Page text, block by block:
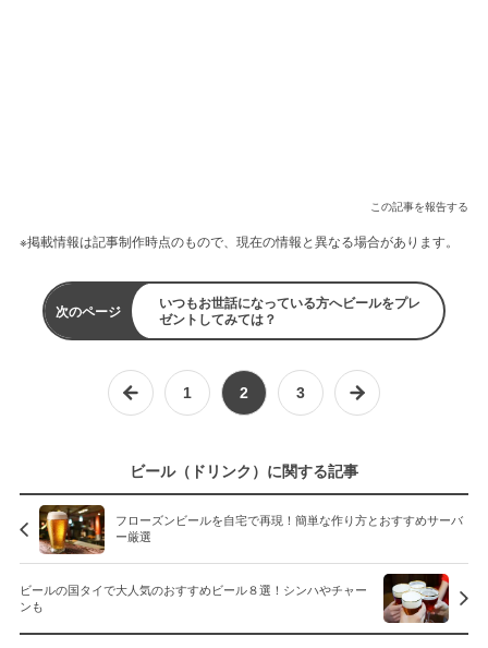
この記事を報告する
※掲載情報は記事制作時点のもので、現在の情報と異なる場合があります。
次のページ
いつもお世話になっている方へビールをプレ
ゼントしてみては？
1 2 3
ビール（ドリンク）に関する記事
フローズンビールを自宅で再現！簡単な作り方とおすすめサーバ
ー厳選
ビールの国タイで大人気のおすすめビール８選！シンハやチャー
ンも